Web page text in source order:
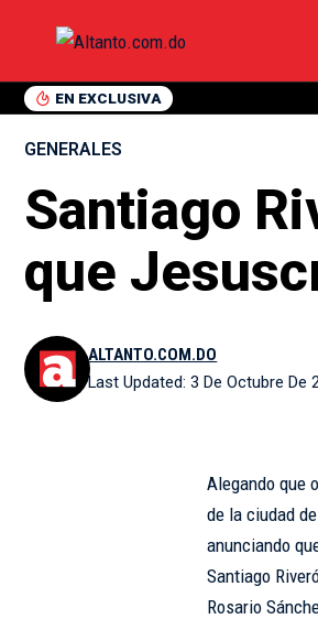
EN EXCLUSIVA
GENERALES
Santiago
que
Last Updated: 3 De Octubre De
ALTANTO.COM.DO
Alegando que
de la ciudad
anunciando
Santiago
Rosario